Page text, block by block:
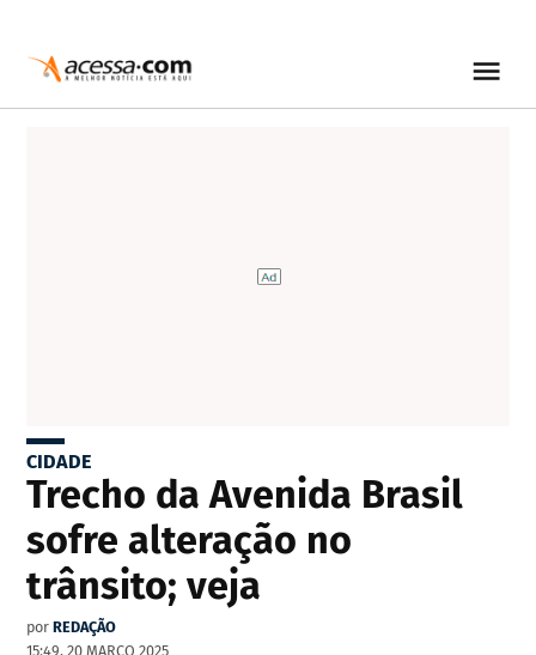
CIDADE
Trecho da Avenida Brasil
sofre alteração no
trânsito; veja
por REDAÇÃO
15:49, 20 MARÇO 2025